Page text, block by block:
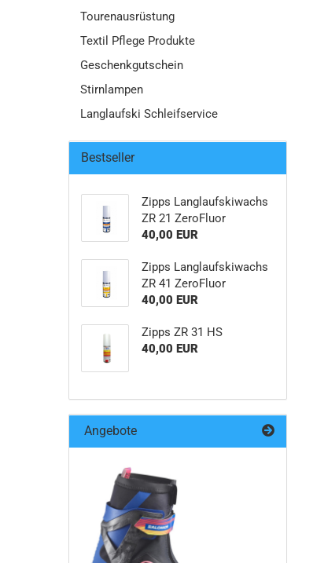
Tourenausrüstung
Textil Pflege Produkte
Geschenkgutschein
Stirnlampen
Langlaufski Schleifservice
Bestseller
Zipps Langlaufskiwachs
ZR 21 ZeroFluor
40,00 EUR
Zipps Langlaufskiwachs
ZR 41 ZeroFluor
40,00 EUR
Zipps ZR 31 HS
40,00 EUR
Angebote